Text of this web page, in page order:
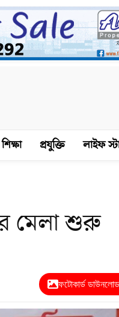
শিক্ষা প্রযুক্তি লাইফ
মেলা শুরু
ফটোকার্ড